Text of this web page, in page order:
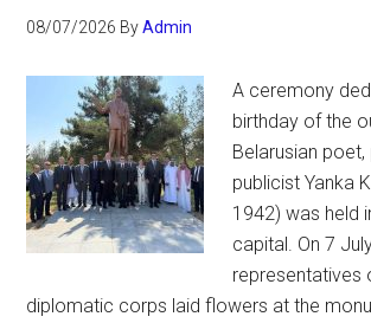
08/07/2026 ByAdmin
A ceremony
birthday of the
Belarusian
publicist Yanka
1942) was held
capital. On 7
representatives
diplomatic corps laid flowers at the